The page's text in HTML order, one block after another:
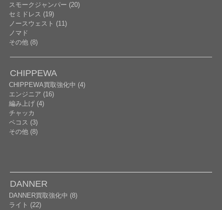
スモークジャンパー (20)
セミドレス (19)
ノースウェスト (11)
ノマド
その他 (8)
CHIPPEWA
CHIPPEWA買取強化中 (4)
エンジニア (16)
編み上げ (4)
チャッカ
ペコス (3)
その他 (8)
DANNER
DANNER買取強化中 (8)
ライト (22)